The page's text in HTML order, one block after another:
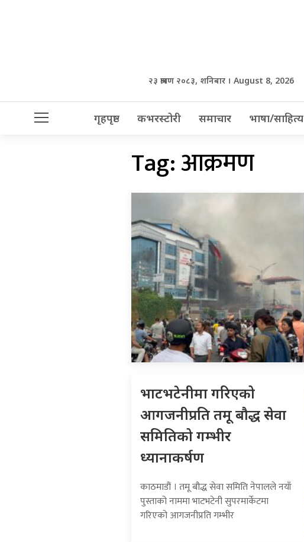
२३ श्रावण २०८३, शनिबार । August 8, 2026
गृहपृष्ठ कभरस्टोरी समाचार भाषा/साहित्य
Tag:आक्रमण
भाटभटेनीमा गरिएको
आगजनीप्रति तमू बौद्ध सेवा
समितिको गम्भीर
ध्यानाकर्षण
काठमाडौं । तमू बौद्ध सेवा समिति नेपालले नयाँ
पुस्ताको नाममा भाटभटेनी सुपरमार्केटमा
गरिएको आगजनीप्रति गम्भीर